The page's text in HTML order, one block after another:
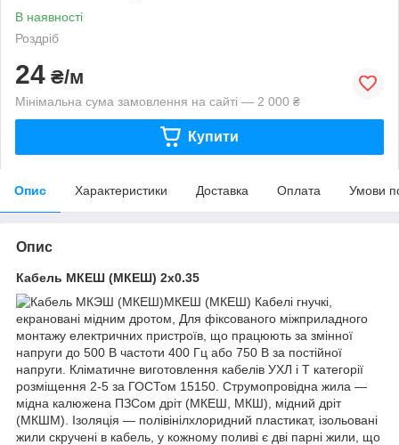
В наявності
Роздріб
24 ₴/м
Мінімальна сума замовлення на сайті — 2 000 ₴
Купити
Опис Характеристики Доставка Оплата Умови
Опис
Кабель МКЕШ (МКЕШ) 2х0.35
МКЕШ (МКЕШ) Кабелі гнучкі,
екрановані мідним дротом, Для фіксованого міжприладного
монтажу електричних пристроїв, що працюють за змінної
напруги до 500 В частоти 400 Гц або 750 В за постійної
напруги. Кліматичне виготовлення кабелів УХЛ і Т категорії
розміщення 2-5 за ГОСТом 15150. Струмопровідна жила —
мідна калюжена ПЗСом дріт (МКЕШ, МКШ), мідний дріт
(МКШМ). Ізоляція — полівінілхлоридний пластикат, ізольовані
жили скручені в кабель, у кожному поливі є дві парні жили, що